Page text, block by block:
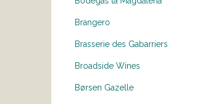
Brangero
Brasserie des Gabarriers
Broadside Wines
Børsen Gazelle